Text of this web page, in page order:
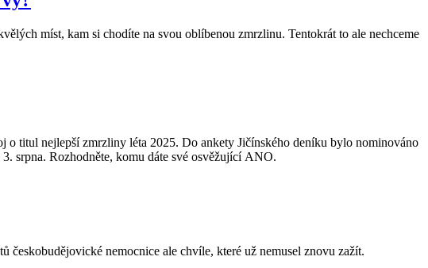
míst, kam si chodíte na svou oblíbenou zmrzlinu. Tentokrát to ale nechceme
o titul nejlepší zmrzliny léta 2025. Do ankety Jičínského deníku bylo nominováno
srpna. Rozhodněte, komu dáte své osvěžující ANO.
českobudějovické nemocnice ale chvíle, které už nemusel znovu zažít.